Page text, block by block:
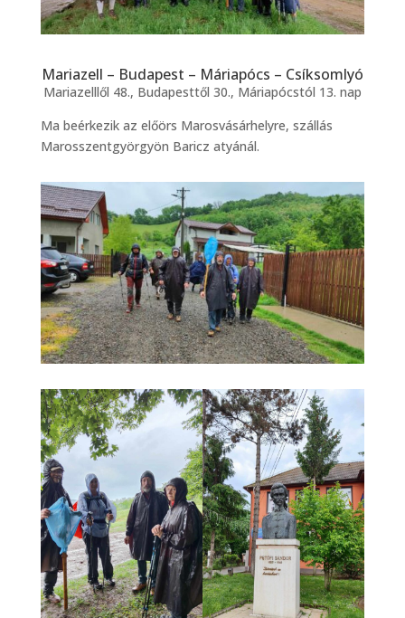
Mariazell – Budapest – Máriapócs – Csíksomlyó
Mariazelllől 48., Budapesttől 30., Máriapócstól 13. nap
Ma beérkezik az előörs Marosvásárhelyre, szállás
Marosszentgyörgyön Baricz atyánál.